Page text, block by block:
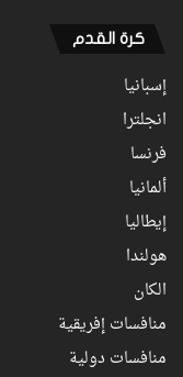
كرة القدم
إسبانيا
انجلترا
فرنسا
ألمانيا
إيطاليا
هولندا
الكان
منافسات إفريقية
منافسات دولية